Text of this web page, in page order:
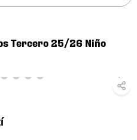
Tercero 25/26 Niño